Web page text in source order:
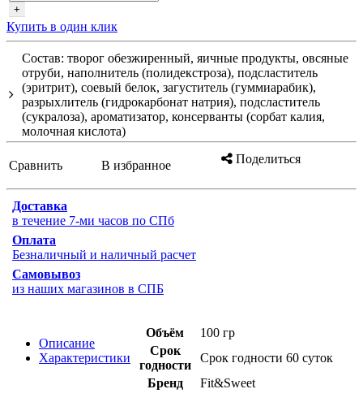
+
Купить в один клик
Состав: творог обезжиренный, яичные продукты, овсяные
отруби, наполнитель (полидекстроза), подсластитель
(эритрит), соевый белок, загуститель (гуммиарабик),
разрыхлитель (гидрокарбонат натрия), подсластитель
(сукралоза), ароматизатор, консерванты (сорбат калия,
молочная кислота)
Сравнить В избранное Поделиться
Доставка
в течение 7-ми часов по СПб
Оплата
Безналичный и наличный расчет
Самовывоз
из наших магазинов в СПБ
Описание
Характеристики
Объём
100 гр
Срок
годности
Срок годности 60 суток
Бренд
Fit&Sweet